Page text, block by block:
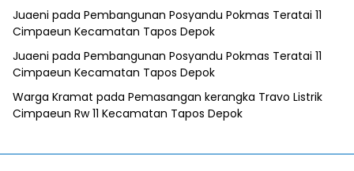
Juaeni pada Pembangunan Posyandu Pokmas Teratai 11
Cimpaeun Kecamatan Tapos Depok
Juaeni pada Pembangunan Posyandu Pokmas Teratai 11
Cimpaeun Kecamatan Tapos Depok
Warga Kramat pada Pemasangan kerangka Travo Listrik
Cimpaeun Rw 11 Kecamatan Tapos Depok